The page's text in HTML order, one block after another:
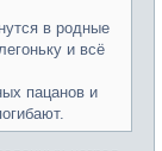
в родные
и всё
пацанов и